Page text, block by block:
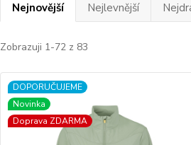
Nejnovější Nejlevnější
Zobrazuji 1-72 z 83
DOPORUČUJEME
Novinka
Doprava ZDARMA